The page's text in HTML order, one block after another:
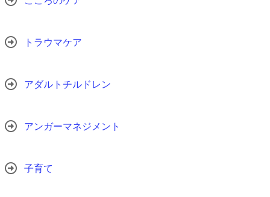
トラウマケア
アダルトチルドレン
アンガーマネジメント
子育て